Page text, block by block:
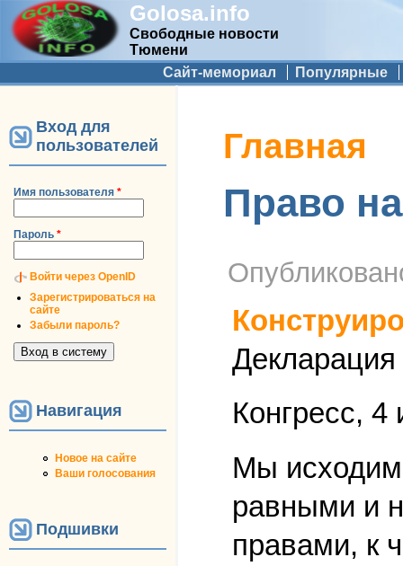
Golosa.info
Свободные новости
Тюмени
Дополнительное меню
Сайт-мемориал Популярные
Вход для
пользователей
Имя пользователя *
Пароль *
Войти через OpenID
Зарегистрироваться на
сайте
Забыли пароль?
Навигация
Новое на сайте
Ваши голосования
Подшивки
Вы здесь
Главная
Право
Конгресс, 4
Мы исходим
равными и
правами, к